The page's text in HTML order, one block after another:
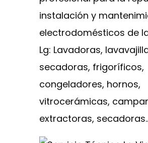
instalación y
electrodomésticos de
Lg: Lavadoras,
secadoras, frigoríficos,
congeladores, hornos,
vitrocerámicas,
extractoras,